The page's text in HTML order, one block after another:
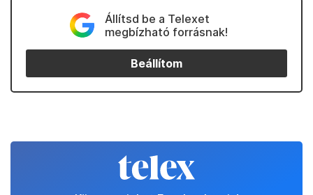
Állítsd be a Telexet
megbízható forrásnak!
Beállítom